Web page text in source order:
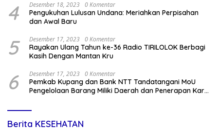
4 Desember 18, 2023 0 Komentar
Pengukuhan Lulusan Undana: Meriahkan Perpisahan
dan Awal Baru
5 Desember 17, 2023 0 Komentar
Rayakan Ulang Tahun ke-36 Radio TIRILOLOK Berbagi
Kasih Dengan Mantan Kru
6 Desember 17, 2023 0 Komentar
Pemkab Kupang dan Bank NTT Tandatangani MoU
Pengelolaan Barang Miliki Daerah dan Penerapan Kartu
Berita KESEHATAN